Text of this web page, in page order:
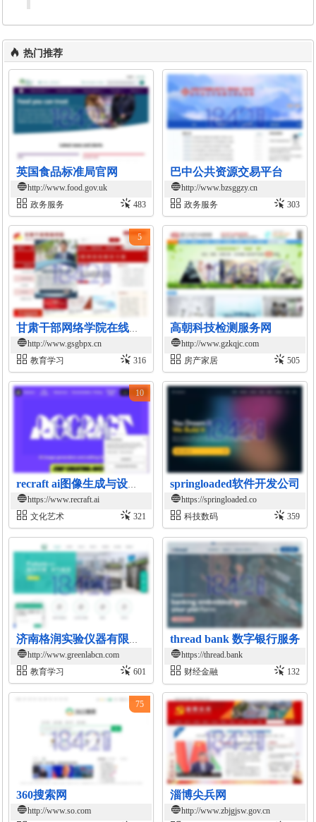
热门推荐
英国食品标准局官网
http://www.food.gov.uk
政务服务
483
巴中公共资源交易平台
http://www.bzsggzy.cn
政务服务
303
http://www.gsgbpx.cn
教育学习
316
5
高朝科技检测服务网
http://www.gzkqjc.com
房产家居
505
https://www.recraft.ai
文化艺术
321
10
springloaded软件开发公司
https://springloaded.co
科技数码
359
济南格润实验仪器有限公司官网
http://www.greenlabcn.com
教育学习
601
thread bank 数字银行服务
https://thread.bank
财经金融
132
360搜索网
http://www.so.com
75
淄博尖兵网
http://www.zbjgjsw.gov.cn